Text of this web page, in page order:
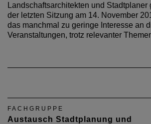
Landschaftsarchitekten und Stadtplaner
der letzten Sitzung am 14. November
das manchmal zu geringe Interesse an
Veranstaltungen, trotz relevanter
FACHGRUPPE
Austausch Stadtplanung und